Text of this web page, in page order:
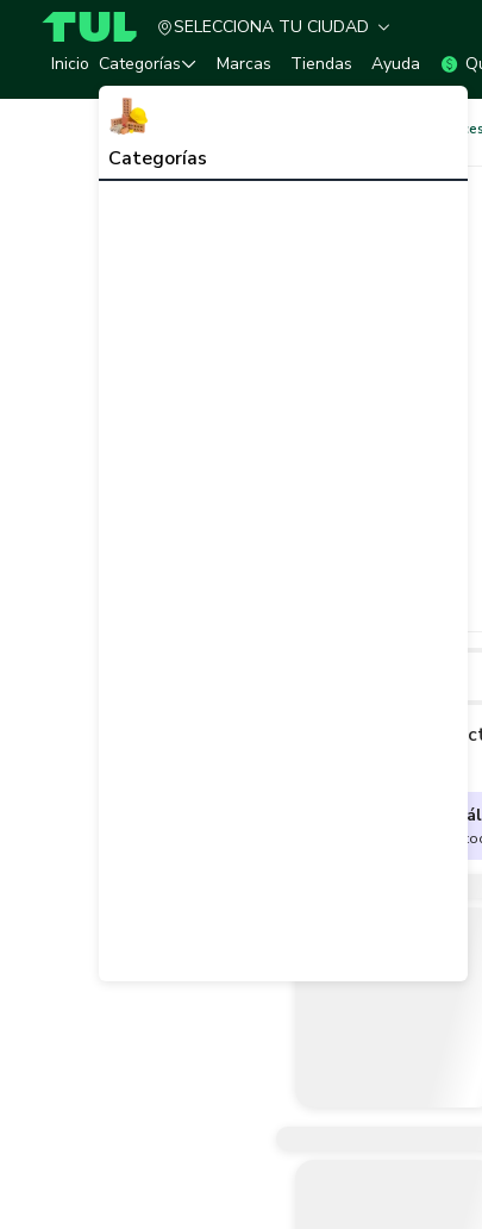
TUL - Tu Marketplace de Construcción
SELECCIONA TU CIUDAD
Inicio Categorías
Categorías
Marcas Tiendas Ayuda
Herramientas, Equipos y
Descripción del
¿No sabes
Encuentra aquí